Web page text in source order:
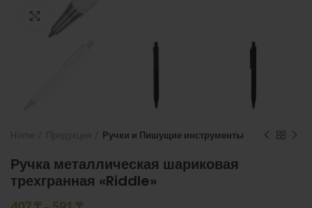
Нажмите, чтобы увеличить
Ручки и Пишущие инструменты
Ручка металлическая шариковая
трехгранная «Riddle»